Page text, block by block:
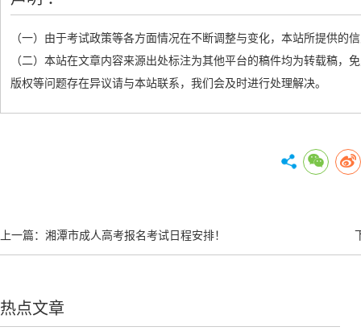
（一）由于考试政策等各方面情况在不断调整与变化，本站所提供的
（二）本站在文章内容来源出处标注为其他平台的稿件均为转载稿
版权等问题存在异议请与本站联系，我们会及时进行处理解决。
上一篇： 湘潭市成人高考报名考试日程安排！
热点文章